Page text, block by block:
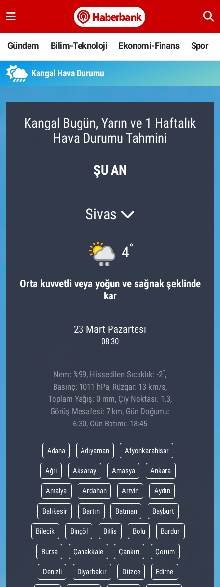
Gündem Bilim-Teknoloji Ekonomi-Finans Spor
Kangal Hava Durumu
Kangal Bugün, Yarın ve 1 Haftalık
Hava Durumu Tahmini
ŞU AN
Sivas
4°
Orta kuvvetli veya yoğun ve sağnak şeklinde
kar
23 Mart Pazartesi
08:30
Nem: %99, Hissedilen Sıcaklık: -2°,
Basınç: 1011 hPa, Rüzgar: 13 km/s,
Toplam Yağış: 0 mm, Çiy Noktası: 1.3,
Görüş Mesafesi: 7 km, Gün Doğumu:
6:30, Gün Batımı: 18:45
Adana Adıyaman Afyonkarahisar
Ağrı Aksaray Amasya Ankara
Antalya Ardahan Artvin Aydın
Balıkesir Bartın Batman Bayburt
Bilecik Bingöl Bitlis Bolu Burdur
Bursa Çanakkale Çankırı Çorum
Denizli Diyarbakır Düzce Edirne
Bilim-Teknoloji
Ekonomi-Finans
Hava Durumu
Namaz Vakitleri
Süper Lig Puan Durumu ve Fikstür